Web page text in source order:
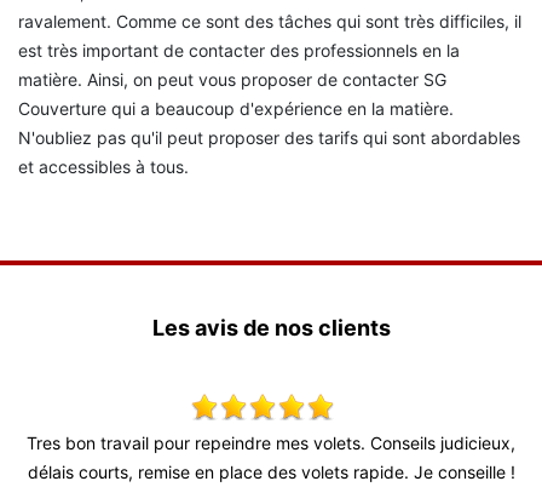
ravalement. Comme ce sont des tâches qui sont très difficiles, il
est très important de contacter des professionnels en la
matière. Ainsi, on peut vous proposer de contacter SG
Couverture qui a beaucoup d'expérience en la matière.
N'oubliez pas qu'il peut proposer des tarifs qui sont abordables
et accessibles à tous.
Les avis de nos clients
Tres bon travail pour repeindre mes volets. Conseils judicieux,
délais courts, remise en place des volets rapide. Je conseille !